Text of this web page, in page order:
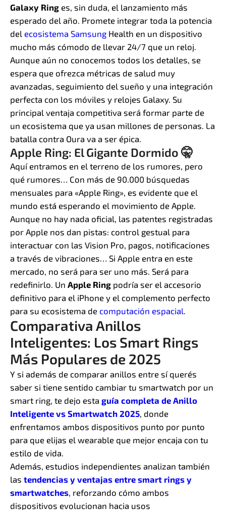
Galaxy Ring es, sin duda, el lanzamiento más
esperado del año. Promete integrar toda la potencia
del ecosistema Samsung Health en un dispositivo
mucho más cómodo de llevar 24/7 que un reloj.
Aunque aún no conocemos todos los detalles, se
espera que ofrezca métricas de salud muy
avanzadas, seguimiento del sueño y una integración
perfecta con los móviles y relojes Galaxy. Su
principal ventaja competitiva será formar parte de
un ecosistema que ya usan millones de personas. La
batalla contra Oura va a ser épica.
Apple Ring: El Gigante Dormido 🤫
Aquí entramos en el terreno de los rumores, pero
qué rumores… Con más de 90.000 búsquedas
mensuales para «Apple Ring», es evidente que el
mundo está esperando el movimiento de Apple.
Aunque no hay nada oficial, las patentes registradas
por Apple nos dan pistas: control gestual para
interactuar con las Vision Pro, pagos, notificaciones
a través de vibraciones… Si Apple entra en este
mercado, no será para ser uno más. Será para
redefinirlo. Un Apple Ring podría ser el accesorio
definitivo para el iPhone y el complemento perfecto
para su ecosistema de computación espacial.
Comparativa Anillos
Inteligentes: Los Smart Rings
Más Populares de 2025
Y si además de comparar anillos entre sí querés
saber si tiene sentido cambiar tu smartwatch por un
smart ring, te dejo esta guía completa de Anillo
Inteligente vs Smartwatch 2025, donde
enfrentamos ambos dispositivos punto por punto
para que elijas el wearable que mejor encaja con tu
estilo de vida.
Además, estudios independientes analizan también
las tendencias y ventajas entre smart rings y
smartwatches, reforzando cómo ambos
dispositivos evolucionan hacia usos